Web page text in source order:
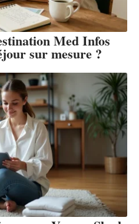
Med Infos
sur mesure ?